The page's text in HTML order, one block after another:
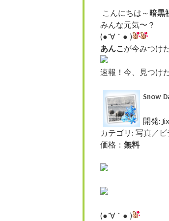
こんにちは～ 暗黒
みんな元気〜？
(●´∀｀● )
あんこが今みつけ
速報！今、見つけ
Snow
開発:
カテゴリ: 写真／ビ
価格： 無料
(●´∀｀● )